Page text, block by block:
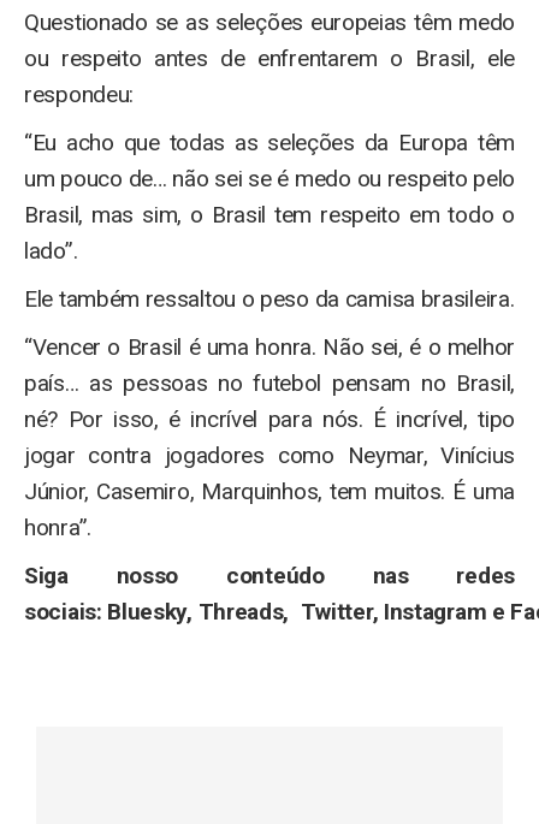
Questionado se as seleções europeias têm medo
ou respeito antes de enfrentarem o Brasil, ele
respondeu:
“Eu acho que todas as seleções da Europa têm
um pouco de… não sei se é medo ou respeito pelo
Brasil, mas sim, o Brasil tem respeito em todo o
lado”.
Ele também ressaltou o peso da camisa brasileira.
“Vencer o Brasil é uma honra. Não sei, é o melhor
país… as pessoas no futebol pensam no Brasil,
né? Por isso, é incrível para nós. É incrível, tipo
jogar contra jogadores como Neymar, Vinícius
Júnior, Casemiro, Marquinhos, tem muitos. É uma
honra”.
Siga nosso conteúdo nas redes
sociais: Bluesky, Threads, Twitter, Instagram e